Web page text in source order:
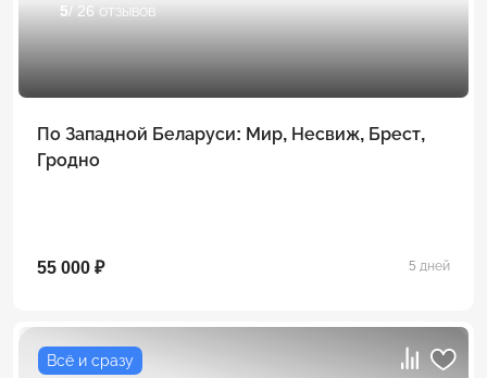
5/ 26 отзывов
По Западной Беларуси: Мир, Несвиж, Брест,
Гродно
55 000 ₽ 5 дней
Всё и сразу